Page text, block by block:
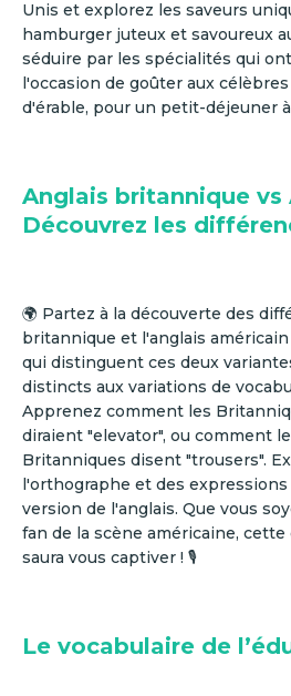
Unis et explorez les saveurs
hamburger juteux et savoureux
séduire par les spécialités qui
l'occasion de goûter aux
d'érable, pour un petit-déjeuner
Anglais britannique vs
Découvrez les
🌍 Partez à la découverte des
britannique et l'anglais
qui distinguent ces deux
distincts aux variations de
Apprenez comment les
diraient "elevator", ou comment
Britanniques disent "trousers".
l'orthographe et des
version de l'anglais. Que vous
fan de la scène américaine,
saura vous captiver ! 🎙
Le vocabulaire de